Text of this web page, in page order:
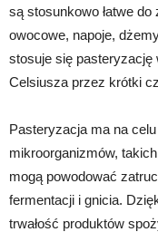
są stosunkowo łatwe
owocowe, napoje,
stosuje się pasteryzację
Celsiusza przez krótki
Pasteryzacja ma na
mikroorganizmów,
mogą powodować
fermentacji i gnicia.
trwałość produktów